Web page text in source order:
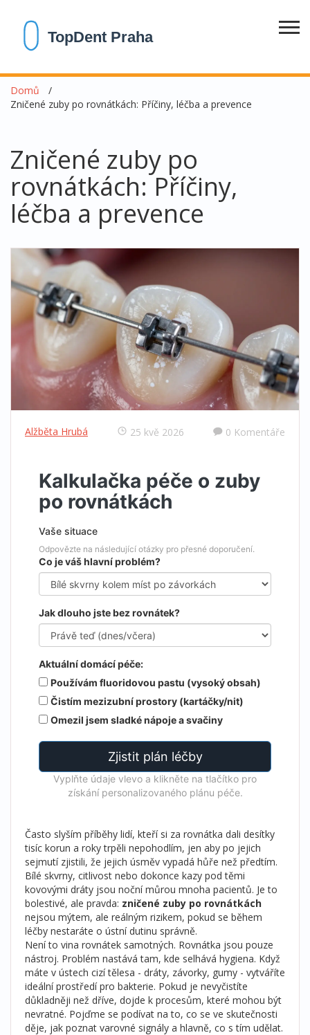
Domů
Zničené zuby po rovnátkách: Příčiny, léčba a prevence
Zničené zuby po
rovnátkách: Příčiny,
léčba a prevence
Alžběta Hrubá 25 kvě 2026 0 Komentáře
Kalkulačka péče o zuby
po rovnátkách
Vaše situace
Odpovězte na následující otázky pro přesné doporučení.
Co je váš hlavní problém?
Jak dlouho jste bez rovnátek?
Aktuální domácí péče:
Používám fluoridovou pastu (vysoký obsah)
Čistím mezizubní prostory (kartáčky/nit)
Omezil jsem sladké nápoje a svačiny
Zjistit plán léčby
Vyplňte údaje vlevo a klikněte na tlačítko pro
získání personalizovaného plánu péče.
Často slyším příběhy lidí, kteří si za rovnátka dali desítky
tisíc korun a roky trpěli nepohodlím, jen aby po jejich
sejmutí zjistili, že jejich úsměv vypadá hůře než předtím.
Bílé skvrny, citlivost nebo dokonce kazy pod těmi
kovovými dráty jsou noční můrou mnoha pacientů. Je to
bolestivé, ale pravda: zničené zuby po rovnátkách
nejsou mýtem, ale reálným rizikem, pokud se během
léčby nestaráte o ústní dutinu správně.
Není to vina rovnátek samotných. Rovnátka jsou pouze
nástroj. Problém nastává tam, kde selhává hygiena. Když
máte v ústech cizí tělesa - dráty, závorky, gumy - vytváříte
ideální prostředí pro bakterie. Pokud je nevyčistíte
důkladněji než dříve, dojde k procesům, které mohou být
nevratné. Pojďme se podívat na to, co se ve skutečnosti
děje, jak poznat varovné signály a hlavně, co s tím udělat.